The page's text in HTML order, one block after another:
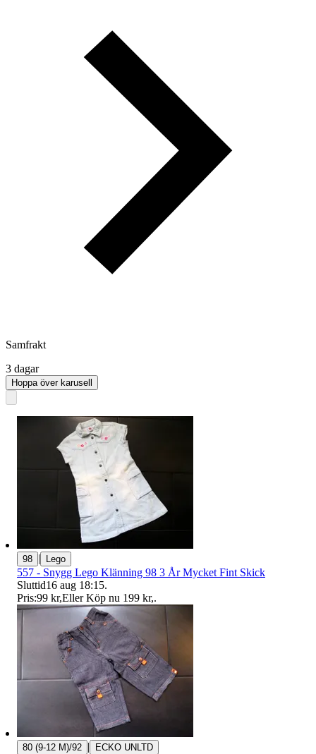
Samfrakt
3 dagar
Hoppa över karusell
98 | Lego
557 - Snygg Lego Klänning 98 3 År Mycket Fint Skick
Sluttid16 aug 18:15.
Pris:99 kr,Eller Köp nu 199 kr,.
80 (9-12 M)/92 | ECKO UNLTD